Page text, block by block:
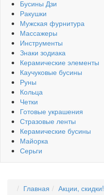
Бусины Дзи
Ракушки
Мужская фурнитура
Массажеры
Инструменты
Знаки зодиака
Керамические элементы
Каучуковые бусины
Руны
Кольца
Четки
Готовые украшения
Стразовые ленты
Керамические бусины
Майорка
Серьги
Главная Акции, скидки!